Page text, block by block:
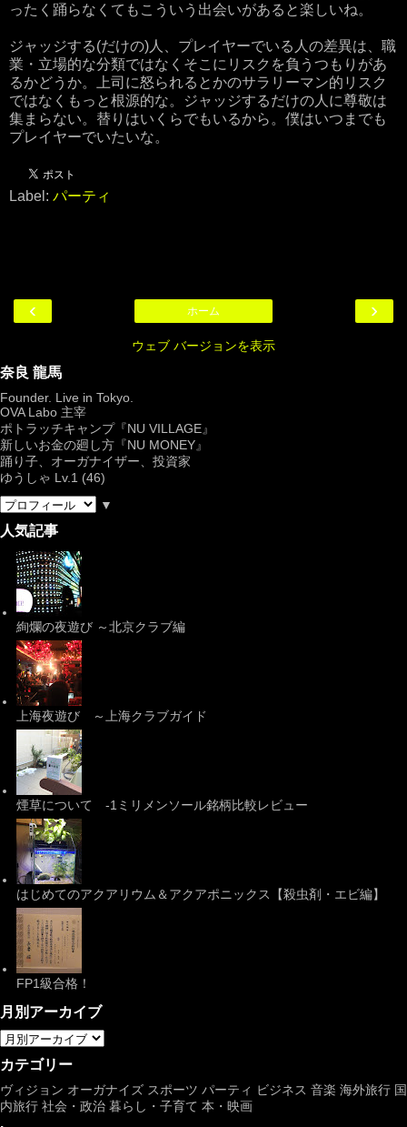
ったく踊らなくてもこういう出会いがあると楽しいね。
ジャッジする(だけの)人、プレイヤーでいる人の差異は、職
業・立場的な分類ではなくそこにリスクを負うつもりがあ
るかどうか。上司に怒られるとかのサラリーマン的リスク
ではなくもっと根源的な。ジャッジするだけの人に尊敬は
集まらない。替りはいくらでもいるから。僕はいつまでも
プレイヤーでいたいな。
Label: パーティ
‹ ›
ホーム
ウェブ バージョンを表示
奈良 龍馬
Founder. Live in Tokyo.
OVA Labo 主宰
ポトラッチキャンプ『NU VILLAGE』
新しいお金の廻し方『NU MONEY』
踊り子、オーガナイザー、投資家
ゆうしゃ Lv.1 (46)
▼
人気記事
絢爛の夜遊び ～北京クラブ編
上海夜遊び ～上海クラブガイド
煙草について -1ミリメンソール銘柄比較レビュー
はじめてのアクアリウム＆アクアポニックス【殺虫剤・エビ編】
FP1級合格！
月別アーカイブ
カテゴリー
ヴィジョン オーガナイズ スポーツ パーティ ビジネス 音楽 海外旅行 国
内旅行 社会・政治 暮らし・子育て 本・映画